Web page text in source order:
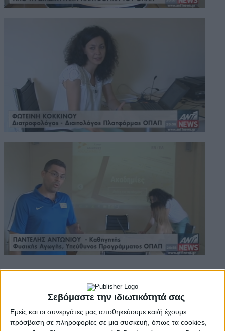
Σεβόμαστε την ιδιωτικότητά σας
Εμείς και οι συνεργάτες μας αποθηκεύουμε και/ή έχουμε
πρόσβαση σε πληροφορίες σε μια συσκευή, όπως τα cookies,
Περισσότερα